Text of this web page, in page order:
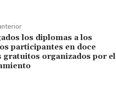
los diplomas a los
participantes en doce
gratuitos organizados por el